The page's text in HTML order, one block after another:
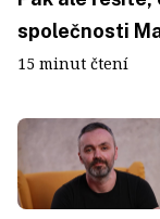
společnosti
15 minut čtení